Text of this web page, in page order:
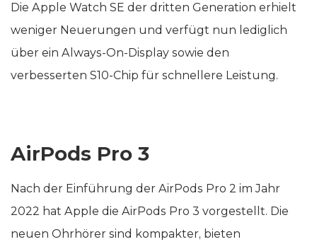
Die Apple Watch SE der dritten Generation erhielt
weniger Neuerungen und verfügt nun lediglich
über ein Always-On-Display sowie den
verbesserten S10-Chip für schnellere Leistung.
AirPods Pro 3
Nach der Einführung der AirPods Pro 2 im Jahr
2022 hat Apple die AirPods Pro 3 vorgestellt. Die
neuen Ohrhörer sind kompakter, bieten